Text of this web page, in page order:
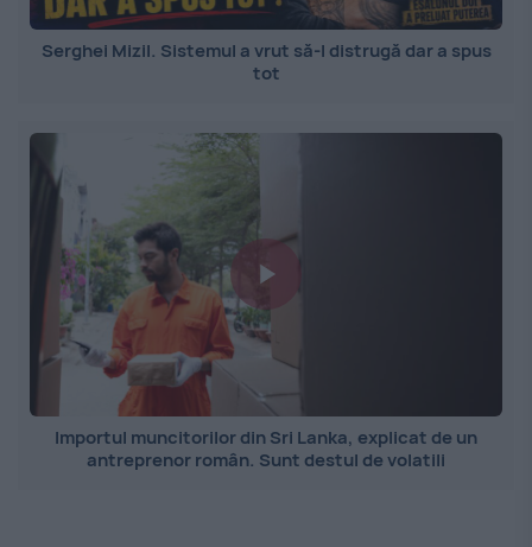
Serghei Mizil. Sistemul a vrut să-l distrugă dar a spus
tot
Importul muncitorilor din Sri Lanka, explicat de un
antreprenor român. Sunt destul de volatili